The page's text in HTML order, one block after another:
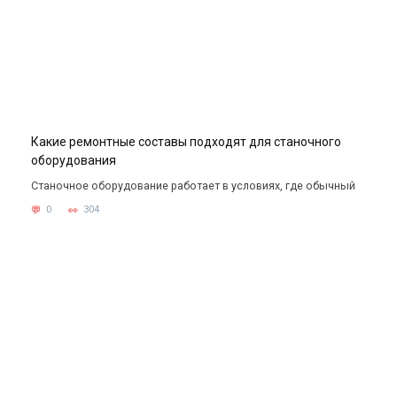
Какие ремонтные составы подходят для станочного
оборудования
Станочное оборудование работает в условиях, где обычный
0 304